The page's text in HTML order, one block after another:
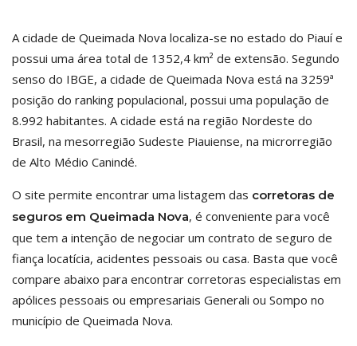
A cidade de Queimada Nova localiza-se no estado do Piauí e
possui uma área total de 1352,4 km² de extensão. Segundo
senso do IBGE, a cidade de Queimada Nova está na 3259ª
posição do ranking populacional, possui uma população de
8.992 habitantes. A cidade está na região Nordeste do
Brasil, na mesorregião Sudeste Piauiense, na microrregião
de Alto Médio Canindé.
O site permite encontrar uma listagem das corretoras de
seguros em Queimada Nova, é conveniente para você
que tem a intenção de negociar um contrato de seguro de
fiança locatícia, acidentes pessoais ou casa. Basta que você
compare abaixo para encontrar corretoras especialistas em
apólices pessoais ou empresariais Generali ou Sompo no
município de Queimada Nova.